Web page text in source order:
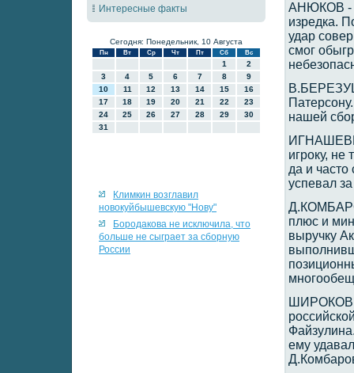
Интересные факты
Сегодня: Понедельник, 10 Августа
Пн Вт Ср Чт Пт Сб Вс
1
2
3
4 5 6 7 8
9
10
11 12 13 14 15
16
17
18 19 20 21 22
23
24
25 26 27 28 29
30
31
Климкин возглавил
новокуйбышевскую "Нову"
Бородакова не исключила, что
больше не сыграет за сборную
России
АНЮКОВ -
изредка.
удар
смог
нашей
игроку,
да и
успевал
плюс и
выручку
ШИРОКОВ -
ему